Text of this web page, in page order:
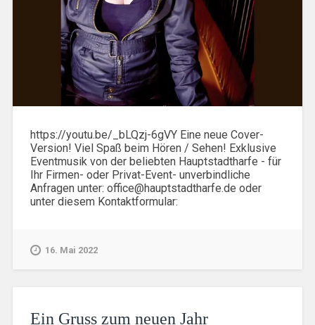
https://youtu.be/_bLQzj-6gVY Eine neue Cover-
Version! Viel Spaß beim Hören / Sehen! Exklusive
Eventmusik von der beliebten Hauptstadtharfe - für
Ihr Firmen- oder Privat-Event- unverbindliche
Anfragen unter: office@hauptstadtharfe.de oder
unter diesem Kontaktformular:
16. Mai 2022
Ein Gruss zum neuen Jahr